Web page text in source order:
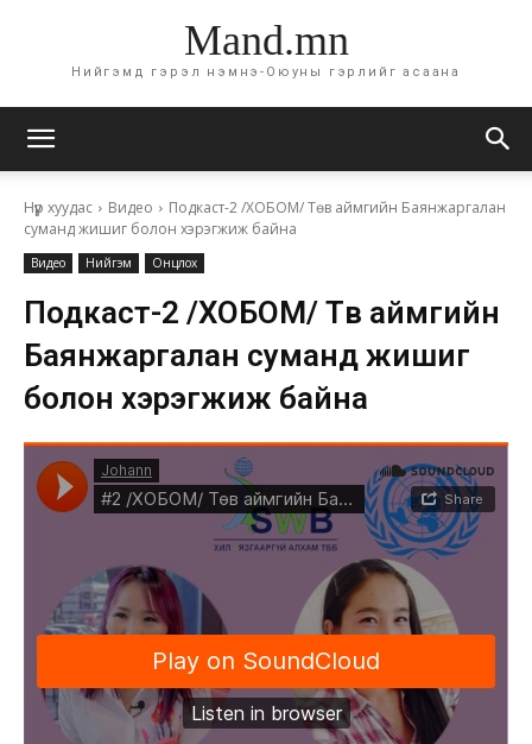
Mand.mn
Нийгэмд гэрэл нэмнэ-Оюуны гэрлийг асаана
Нүүр хуудас Видео
Подкаст-2 /ХОБОМ/ Төв аймгийн Баянжаргалан
суманд жишиг болон хэрэгжиж байна
Видео Нийгэм Онцлох
Подкаст-2 /ХОБОМ/ Төв аймгийн
Баянжаргалан суманд жишиг
болон хэрэгжиж байна